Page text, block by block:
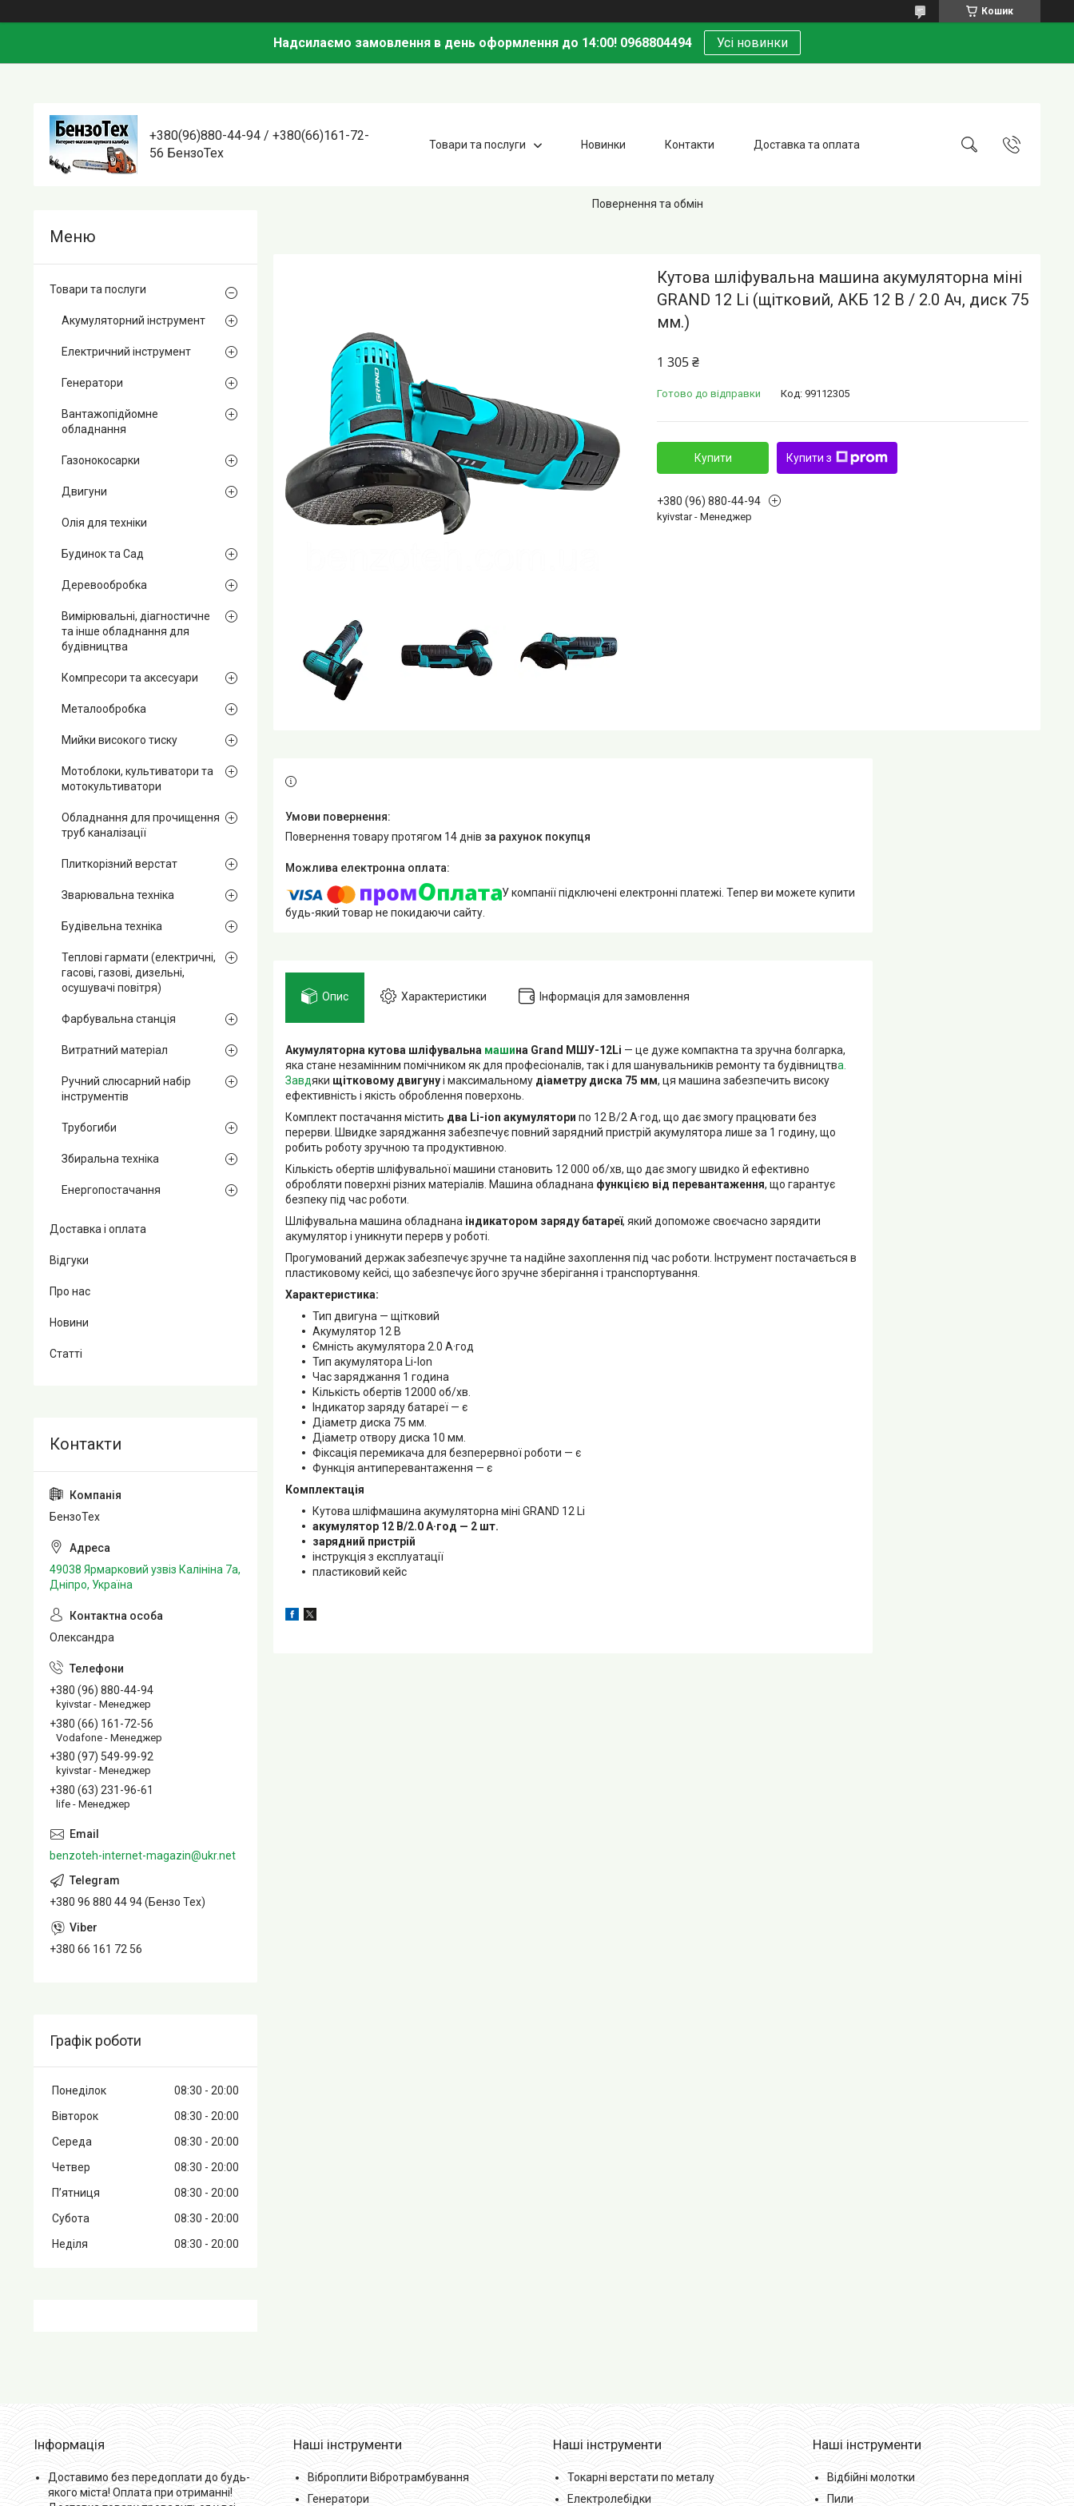
Кошик
Надсилаємо замовлення в день оформлення до 14:00! 0968804494 Усі новинки
+380(96)880-44-94 / +380(66)161-72-
56 БензоТех
Товари та послуги Новинки Контакти Доставка та оплата
Повернення та обмін
Кутова шліфувальна машина акумуляторна міні
GRAND 12 Li (щітковий, АКБ 12 В / 2.0 Ач, диск 75
мм.)
1 305 ₴
Готово до відправки Код: 99112305
Купити Купити з
+380 (96) 880-44-94
kyivstar - Менеджер
повернення товару протягом 14 днів за рахунок покупця
У компанії підключені електронні платежі. Тепер ви можете купити
будь-який товар не покидаючи сайту.
Опис Характеристики Інформація для замовлення
Акумуляторна кутова шліфувальна машина Grand МШУ-12Li — це дуже компактна та зручна болгарка,
яка стане незамінним помічником як для професіоналів, так і для шанувальників ремонту та будівництва.
Завдяки щітковому двигунуі максимальному діаметру диска 75 мм, ця машина забезпечить високу
ефективність і якість оброблення поверхонь.
Комплект постачання містить два Li-ion акумулятори по 12 В/2 А·год, що дає змогу працювати без
перерви. Швидке заряджання забезпечує повний зарядний пристрій акумулятора лише за 1 годину, що
робить роботу зручною та продуктивною.
Кількість обертів шліфувальної машини становить 12 000 об/хв, що дає змогу швидко й ефективно
обробляти поверхні різних матеріалів. Машина обладнана функцією від перевантаження, що гарантує
безпеку під час роботи.
Шліфувальна машина обладнана індикатором заряду батареї, який допоможе своєчасно зарядити
акумулятор і уникнути перерв у роботі.
Прогумований держак забезпечує зручне та надійне захоплення під час роботи. Інструмент постачається в
пластиковому кейсі, що забезпечує його зручне зберігання і транспортування.
Характеристика:
Тип двигуна — щітковий
Акумулятор 12 В
Ємність акумулятора 2.0 А·год
Тип акумулятора Li-Ion
Час заряджання 1 година
Кількість обертів 12000 об/хв.
Індикатор заряду батареї — є
Діаметр диска 75 мм.
Діаметр отвору диска 10 мм.
Фіксація перемикача для безперервної роботи — є
Функція антиперевантаження — є
Комплектація
Кутова шліфмашина акумуляторна міні GRAND 12 Li
акумулятор 12 В/2.0 А·год — 2 шт.
зарядний пристрій
інструкція з експлуатації
пластиковий кейс
Товари та послуги
Акумуляторний інструмент
Електричний інструмент
Генератори
Вантажопідйомне
обладнання
Газонокосарки
Двигуни
Олія для техніки
Будинок та Сад
Деревообробка
Вимірювальні, діагностичне
та інше обладнання для
будівництва
Компресори та аксесуари
Металообробка
Мийки високого тиску
Мотоблоки, культиватори та
мотокультиватори
Обладнання для прочищення
труб каналізації
Плиткорізний верстат
Зварювальна техніка
Будівельна техніка
Теплові гармати (електричні,
гасові, газові, дизельні,
осушувачі повітря)
Фарбувальна станція
Витратний матеріал
Ручний слюсарний набір
інструментів
Трубогиби
Збиральна техніка
Енергопостачання
Доставка і оплата
Відгуки
Про нас
Новини
Статті
БензоТех
49038 Ярмарковий узвіз Калініна 7а,
Дніпро, Україна
Олександра
+380 (96) 880-44-94
kyivstar - Менеджер
+380 (66) 161-72-56
Vodafone - Менеджер
+380 (97) 549-99-92
kyivstar - Менеджер
+380 (63) 231-96-61
life - Менеджер
benzoteh-internet-magazin@ukr.net
+380 96 880 44 94 (Бензо Тех)
+380 66 161 72 56
Графік роботи
Понеділок 08:30
20:00
Вівторок
08:30
20:00
Середа
08:30
20:00
Четвер
08:30
20:00
Пʼятниця
08:30
20:00
Субота
08:30
20:00
Неділя
08:30 20:00
Інформація
Доставимо без передоплати до будь-
якого міста! Оплата при отриманні!
Наші інструменти
Віброплити Вібротрамбування
Генератори
Наші інструменти
Токарні верстати по металу
Електролебідки
Наші інструменти
Відбійні молотки
Пили